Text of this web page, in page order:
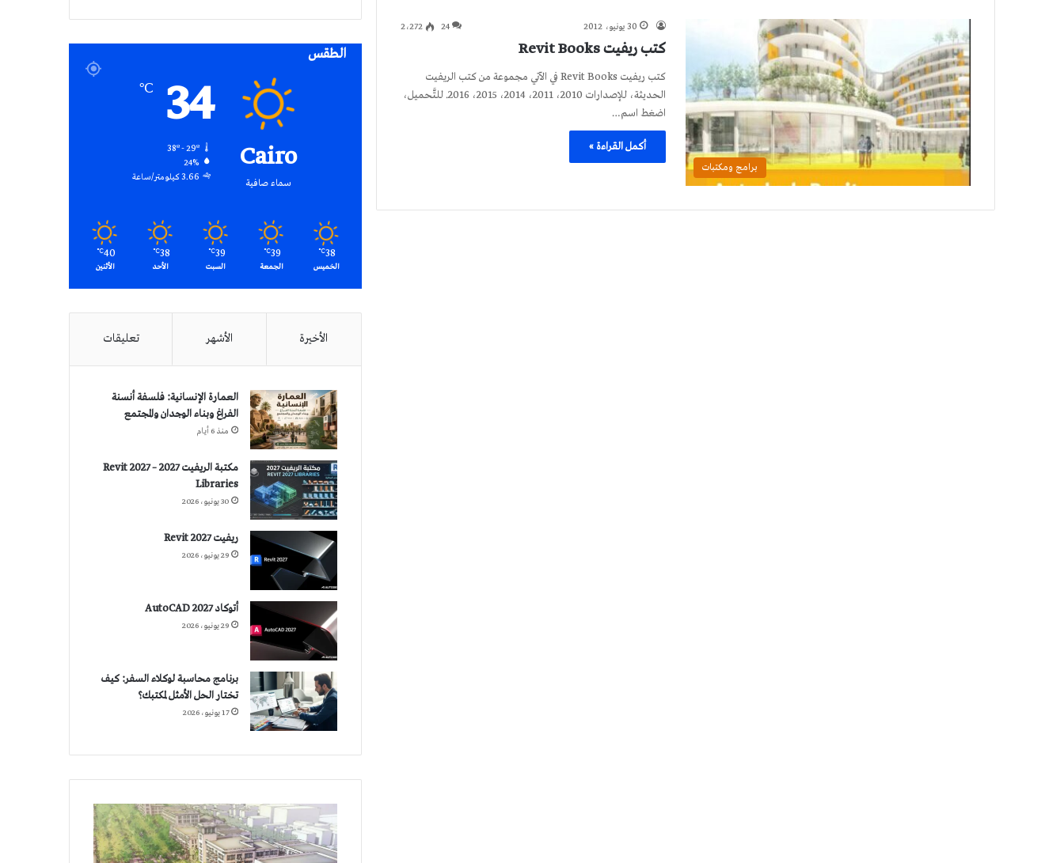
برامج ومكتبات
30 يونيو، 2012 24 2٬272
كتب ريفيت Revit Books
كتب ريفيت Revit Books في الآتي مجموعة من كتب الريفيت
الحديثة، للإصدارات 2010، 2011، 2014، 2015، 2016. للتَّحميل،
اضغط اسم…
أكمل القراءة »
الطقس
Cairo
سماء صافية
34
℃
38º - 29º
24%
3.66 كيلومتر/ساعة
38
℃
الخميس
39
℃
الجمعة
39
℃
السبت
38
℃
الأحد
40
℃
الأثنين
الأخيرة الأشهر تعليقات
العمارة الإنسانية: فلسفة أنسنة
الفراغ وبناء الوجدان والمجتمع
منذ 6 أيام
مكتبة الريفيت 2027 – Revit 2027
Libraries
30 يونيو، 2026
ريفيت 2027 Revit
29 يونيو، 2026
أتوكاد 2027 AutoCAD
29 يونيو، 2026
برنامج محاسبة لوكلاء السفر: كيف
تختار الحل الأمثل لمكتبك؟
17 يونيو، 2026
الجوار
المستدام